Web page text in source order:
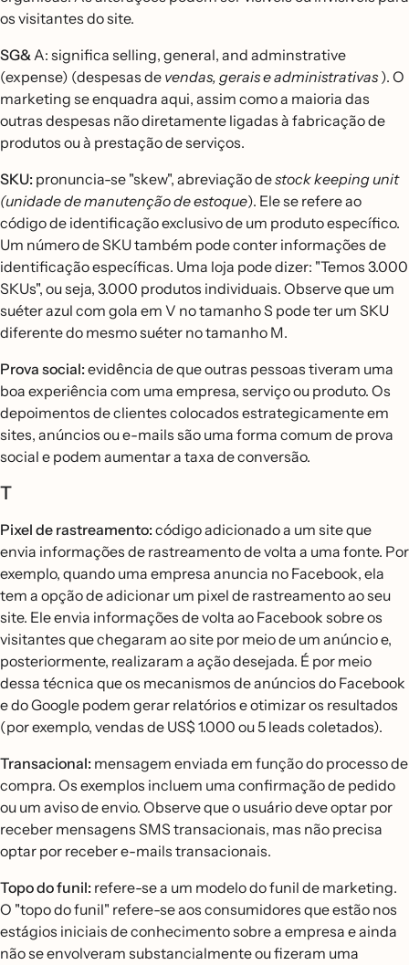
os visitantes do site.
SG&A: significa selling, general, and adminstrative
(expense) (despesas de vendas, gerais e administrativas). O
marketing se enquadra aqui, assim como a maioria das
outras despesas não diretamente ligadas à fabricação de
produtos ou à prestação de serviços.
SKU: pronuncia-se "skew", abreviação destock keeping unit
(unidade de manutenção de estoque). Ele se refere ao
código de identificação exclusivo de um produto específico.
Um número de SKU também pode conter informações de
identificação específicas. Uma loja pode dizer: "Temos 3.000
SKUs", ou seja, 3.000 produtos individuais. Observe que um
suéter azul com gola em V no tamanho S pode ter um SKU
diferente do mesmo suéter no tamanho M.
Prova social:evidência de que outras pessoas tiveram uma
boa experiência com uma empresa, serviço ou produto. Os
depoimentos de clientes colocados estrategicamente em
sites, anúncios ou e-mails são uma forma comum de prova
social e podem aumentar a taxa de conversão.
T
Pixel de rastreamento:código adicionado a um site que
envia informações de rastreamento de volta a uma fonte. Por
exemplo, quando uma empresa anuncia no Facebook, ela
tem a opção de adicionar um pixel de rastreamento ao seu
site. Ele envia informações de volta ao Facebook sobre os
visitantes que chegaram ao site por meio de um anúncio e,
posteriormente, realizaram a ação desejada. É por meio
dessa técnica que os mecanismos de anúncios do Facebook
e do Google podem gerar relatórios e otimizar os resultados
(por exemplo, vendas de US$ 1.000 ou 5 leads coletados).
Transacional: mensagem enviada em função do processo de
compra. Os exemplos incluem uma confirmação de pedido
ou um aviso de envio. Observe que o usuário deve optar por
receber mensagens SMS transacionais, mas não precisa
optar por receber e-mails transacionais.
Topo do funil: refere-se a um modelo do funil de marketing.
O "topo do funil" refere-se aos consumidores que estão nos
estágios iniciais de conhecimento sobre a empresa e ainda
não se envolveram substancialmente ou fizeram uma